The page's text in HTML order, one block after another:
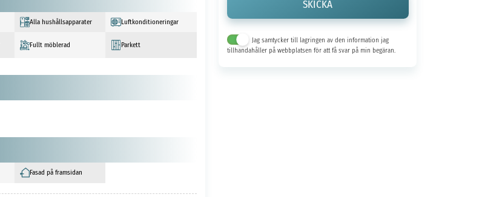
Alla hushållsapparater Luftkonditioneringar
Fullt möblerad Parkett
Fasad på framsidan
Jag samtycker till lagringen av den information jag
tillhandahåller på webbplatsen för att få svar på min begäran.